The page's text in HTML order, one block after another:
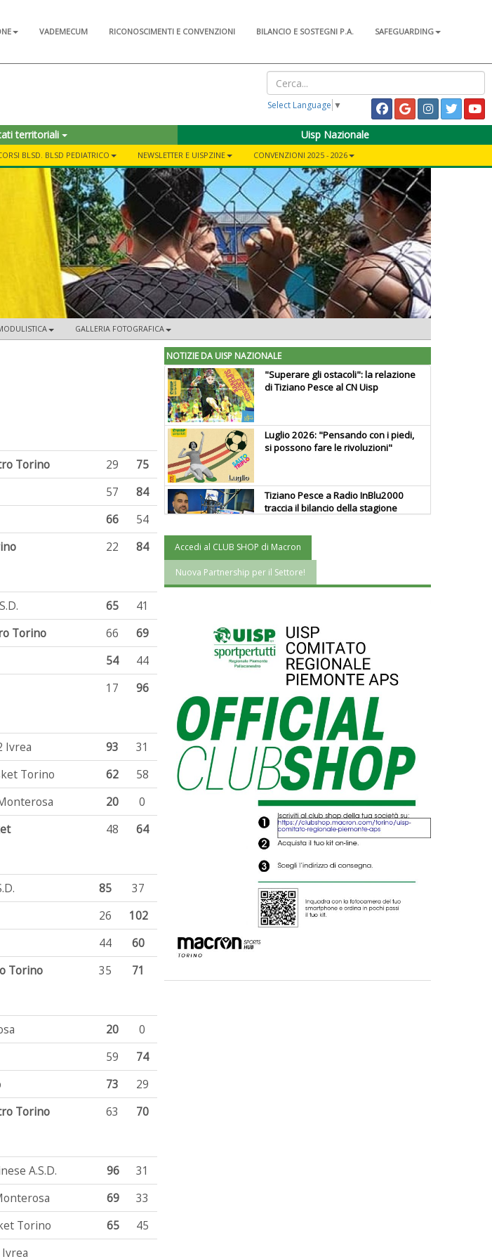
VADEMECUM RICONOSCIMENTI E CONVENZIONI BILANCIO E SOSTEGNI P.A.
SAFEGUARDING
Select Language ▼
territoriali Uisp Nazionale
BLSD. BLSD PEDIATRICO NEWSLETTER E UISPZINE CONVENZIONI 2025 - 2026
GALLERIA FOTOGRAFICA
Torino 29
75
57
84
66
54
22 84
65
41
Torino 66
69
54
44
17 96
Ivrea 93
31
Torino 62
58
20
0
48 64
85
37
26
102
44
60
Torino 35 71
20
0
59
74
73
29
Torino 63 70
A.S.D. 96
31
69
33
Torino 65
45
NOTIZIE DA UISP NAZIONALE
"Superare gli ostacoli": la relazione
di Tiziano Pesce al CN Uisp
Luglio 2026: "Pensando con i piedi,
si possono fare le rivoluzioni"
Tiziano Pesce a Radio InBlu2000
traccia il bilancio della stagione
valorizzi le nostre specificità"
prosegue anche in estate
Tiziano Pesce nel Cda di
Fondazione Terzjus: prima riunione
a Roma
Accedi al CLUB SHOP di Macron
Nuova Partnership per il Settore!